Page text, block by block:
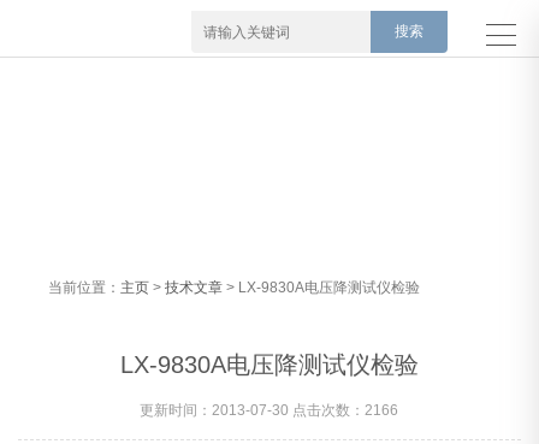
当前位置： 主页 >技术文章 > LX-9830A电压降测试仪检验
LX-9830A电压降测试仪检验
更新时间：2013-07-30 点击次数：2166